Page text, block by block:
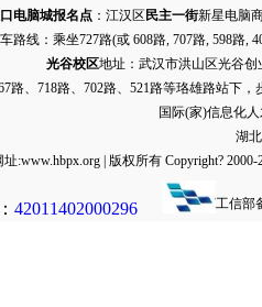
电脑城报名点：江汉区 民主一街新星电脑
路线：乘坐727路(或 608路, 707路, 598路,
光谷校区地址：武汉市洪山区光谷创
路、718路、702路、521路等珞雄路站下
国际(家)信息化
湖
址:www.hbpx.org | 版权所有 Copyright?
： 42011402000296 工信部